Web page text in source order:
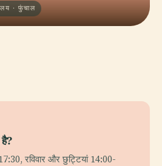
· फुंचाल
रविवार और छुट्टियां 14:00-